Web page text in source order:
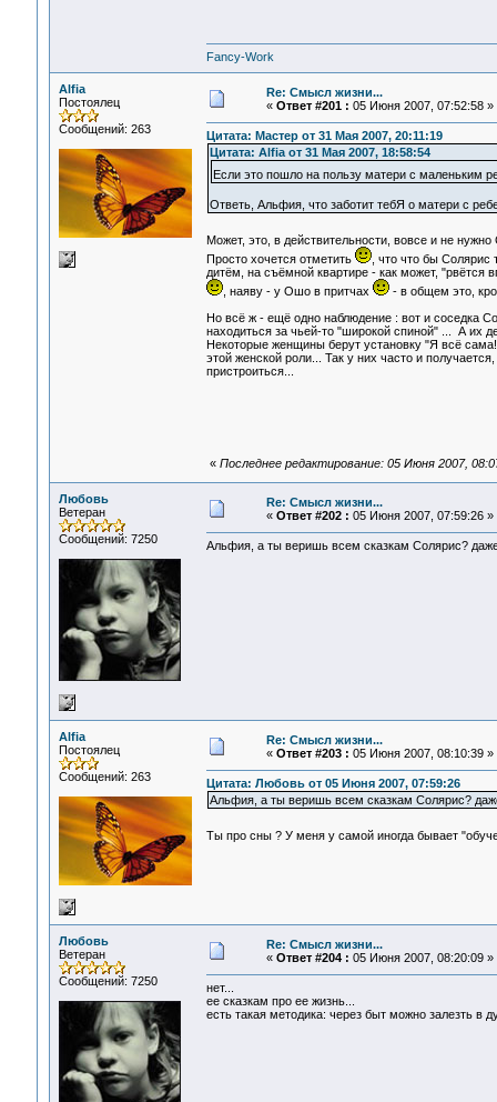
Fancy-Work
Alfia
Постоялец
Сообщений: 263
Re: Смысл жизни...
« Ответ #201 : 05 Июня 2007, 07:52:58 »
Цитата: Мастер от 31 Мая 2007, 20:11:19
Цитата: Alfia от 31 Мая 2007, 18:58:54
Если это пошло на пользу матери с маленьким
Ответь, Альфия, что заботит тебЯ о матери с
Может, это, в действительности, вовсе и не
Просто хочется отметить
, что что бы Солярис
дитём, на съёмной квартире - как может, "рвётся
, наяву - у Ошо в притчах
- в общем это,
Но всё ж - ещё одно наблюдение : вот и соседка
находиться за чьей-то "широкой спиной" ... А их
Некоторые женщины берут установку "Я всё
этой женской роли... Так у них часто и
пристроиться...
« Последнее редактирование: 05 Июня 2007,
Любовь
Ветеран
Сообщений: 7250
Re: Смысл жизни...
« Ответ #202 : 05 Июня 2007, 07:59:26 »
Альфия, а ты веришь всем сказкам Солярис?
Alfia
Постоялец
Сообщений: 263
Re: Смысл жизни...
« Ответ #203 : 05 Июня 2007, 08:10:39 »
Цитата: Любовь от 05 Июня 2007, 07:59:26
Альфия, а ты веришь всем сказкам Солярис?
Ты про сны ? У меня у самой иногда бывает
Любовь
Ветеран
Сообщений: 7250
Re: Смысл жизни...
« Ответ #204 : 05 Июня 2007, 08:20:09 »
нет...
ее сказкам про ее жизнь...
есть такая методика: через быт можно залезть в